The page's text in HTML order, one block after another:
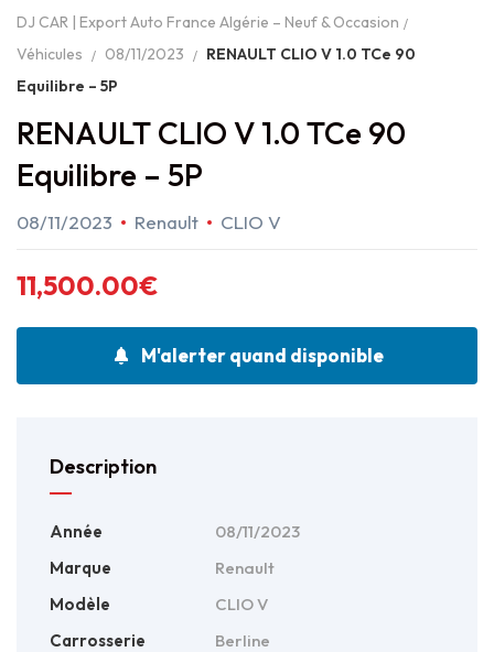
DJ CAR | Export Auto France Algérie – Neuf & Occasion
Véhicules
08/11/2023
RENAULT CLIO V 1.0 TCe 90
Equilibre – 5P
RENAULT CLIO V 1.0 TCe 90
Equilibre – 5P
08/11/2023 Renault CLIO V
11,500.00€
M'alerter quand disponible
Description
Année
08/11/2023
Marque
Renault
Modèle
CLIO V
Carrosserie
Berline